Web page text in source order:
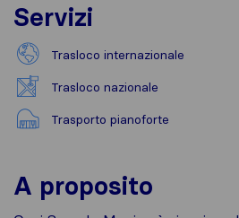
Servizi
Trasloco internazionale
Trasloco nazionale
Trasporto pianoforte
A proposito